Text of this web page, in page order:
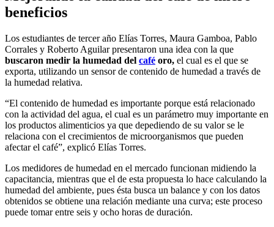
beneficios
Los estudiantes de tercer año Elías Torres, Maura Gamboa, Pablo
Corrales y Roberto Aguilar presentaron una idea con la que
buscaron medir la humedad del café oro, el cual es el que se
exporta, utilizando un sensor de contenido de humedad a través de
la humedad relativa.
“El contenido de humedad es importante porque está relacionado
con la actividad del agua, el cual es un parámetro muy importante en
los productos alimenticios ya que depediendo de su valor se le
relaciona con el crecimientos de microorganismos que pueden
afectar el café”, explicó Elías Torres.
Los medidores de humedad en el mercado funcionan midiendo la
capacitancia, mientras que el de esta propuesta lo hace calculando la
humedad del ambiente, pues ésta busca un balance y con los datos
obtenidos se obtiene una relación mediante una curva; este proceso
puede tomar entre seis y ocho horas de duración.